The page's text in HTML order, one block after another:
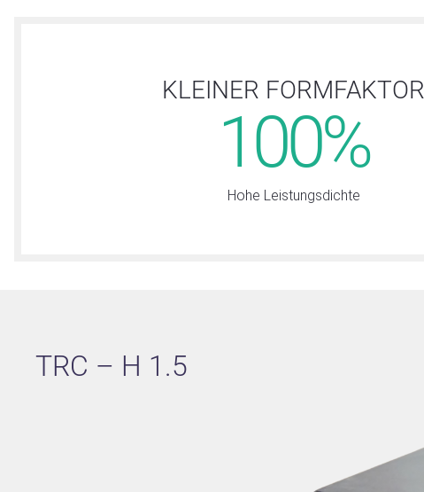
KLEINER FORMFAKTOR
100%
Hohe Leistungsdichte
TRC – H 1.5